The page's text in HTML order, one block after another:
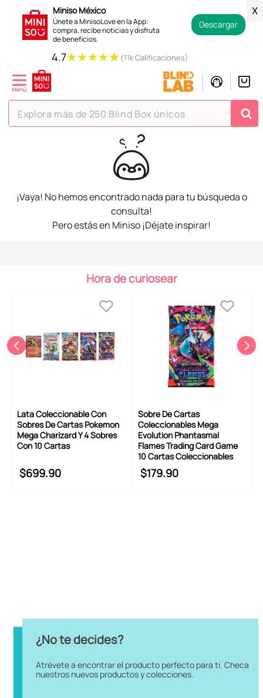
Miniso México
Únete a MinisoLove en la App:
compra, recibe noticias y disfruta
de beneficios.
Descargar
X
4.7★★★★★ (11k Calificaciones)
Explora más de 250 Blind Box únicos
¡Vaya! No hemos encontrado nada para tu búsqueda o
consulta!
Pero estás en Miniso ¡Déjate inspirar!
Hora de curiosear
Lata Coleccionable Con
Sobres De Cartas Pokemon
Mega Charizard Y 4 Sobres
Con 10 Cartas
$699.90
Sobre De Cartas
Coleccionables Mega
Evolution Phantasmal
Flames Trading Card Game
10 Cartas Coleccionables
$179.90
¿No te decides?
Atrévete a encontrar el producto perfecto para ti. Checa
nuestros nuevos productos y colecciones.
TÉRMINOS MÁS BUSCADOS
3
peluche
osito cariñosito
10 . toy story